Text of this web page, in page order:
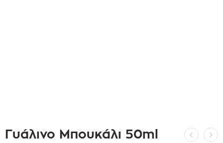
Γυάλινο Μπουκάλι 50ml